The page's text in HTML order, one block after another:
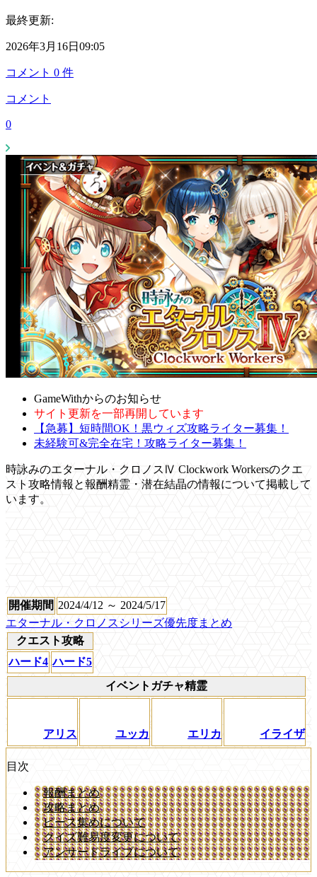
最終更新:
2026年3月16日09:05
コメント 0 件
コメント
0
GameWithからのお知らせ
サイト更新を一部再開しています
【急募】短時間OK！黒ウィズ攻略ライター募集！
未経験可&完全在宅！攻略ライター募集！
時詠みのエターナル・クロノスⅣ Clockwork Workersのクエ
スト攻略情報と報酬精霊・潜在結晶の情報について掲載して
います。
開催期間 2024/4/12 ～ 2024/5/17
エターナル・クロノスシリーズ優先度まとめ
クエスト攻略
ハード4 ハード5
イベントガチャ精霊
アリス ユッカ エリカ イライザ
目次
報酬まとめ
攻略まとめ
ピース集めについて
クイズ難易度変更について
アンサードライブについて